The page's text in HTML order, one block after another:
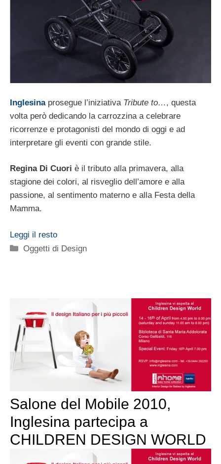
Inglesinaprosegue l’iniziativa Tribute to…, questa
volta però dedicando la carrozzina a celebrare
ricorrenze e protagonisti del mondo di oggi e ad
interpretare gli eventi con grande stile.
Regina Di Cuori è il tributo alla primavera, alla
stagione dei colori, al risveglio dell’amore e alla
passione, al sentimento materno e alla Festa della
Mamma.
Leggi il resto
Categorie
Oggetti di Design
Salone del Mobile 2010,
Inglesina partecipa a
CHILDREN DESIGN WORLD